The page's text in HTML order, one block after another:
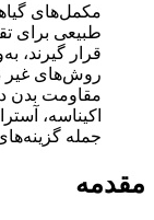
مکمل‌های
طبیعی برای
قرار گیرند،
روش‌های غیر
مقاومت بدن
اکیناسه،
جمله
مقدمه